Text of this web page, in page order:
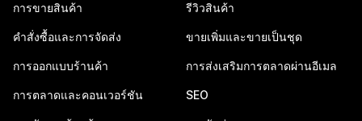
การขายสินค้า
คำสั่งซื้อและการจัดส่ง
การออกแบบร้านค้า
การตลาดและคอนเวอร์ชัน
รีวิวสินค้า
ขายเพิ่มและขายเป็นชุด
การส่งเสริมการตลาดผ่านอีเมล
SEO